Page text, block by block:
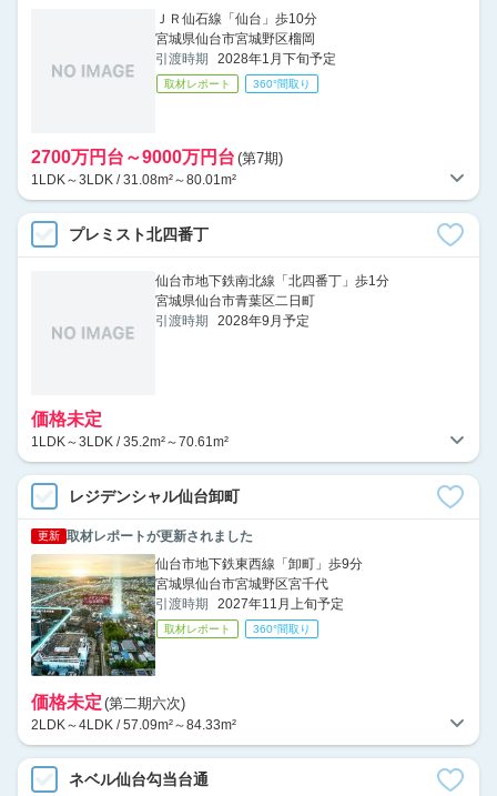
ＪＲ仙石線「仙台」歩10分
宮城県仙台市宮城野区榴岡
引渡時期
2028年1月下旬予定
取材レポート 360°間取り
2700万円台～9000万円台 (第7期)
1LDK～3LDK / 31.08m²～80.01m²
プレミスト北四番丁
仙台市地下鉄南北線「北四番丁」歩1分
宮城県仙台市青葉区二日町
引渡時期
2028年9月予定
価格未定
1LDK～3LDK / 35.2m²～70.61m²
レジデンシャル仙台卸町
更新 取材レポートが更新されました
仙台市地下鉄東西線「卸町」歩9分
宮城県仙台市宮城野区宮千代
引渡時期
2027年11月上旬予定
取材レポート 360°間取り
価格未定 (第二期六次)
2LDK～4LDK / 57.09m²～84.33m²
ネベル仙台勾当台通